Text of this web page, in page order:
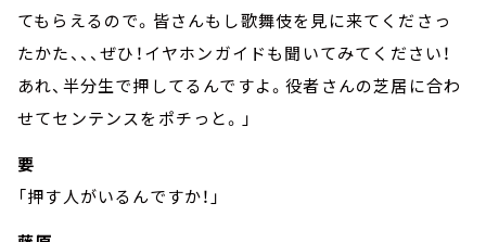
てもらえるので。皆さんもし歌舞伎を見に来てくださっ
たかた、、、ぜひ！イヤホンガイドも聞いてみてください！
あれ、半分生で押してるんですよ。役者さんの芝居に合わ
せてセンテンスをポチっと。」
要
「押す人がいるんですか！」